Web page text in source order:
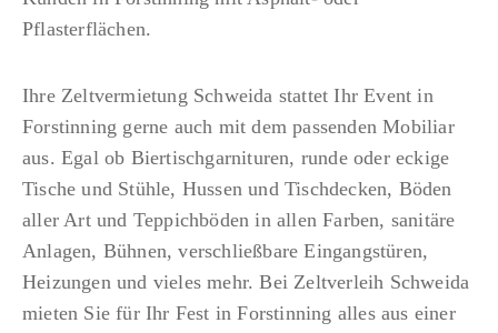
Pflasterflächen.
Ihre Zeltvermietung Schweida stattet Ihr Event in
Forstinning gerne auch mit dem passenden Mobiliar
aus. Egal ob Biertischgarnituren, runde oder eckige
Tische und Stühle, Hussen und Tischdecken, Böden
aller Art und Teppichböden in allen Farben, sanitäre
Anlagen, Bühnen, verschließbare Eingangstüren,
Heizungen und vieles mehr. Bei Zeltverleih Schweida
mieten Sie für Ihr Fest in Forstinning alles aus einer